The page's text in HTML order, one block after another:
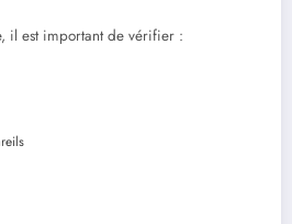
il est important de vérifier :